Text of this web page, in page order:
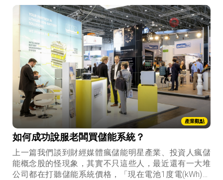
如果你沒有給他命令，他不知道要怎麼行動。但是當大
家評估儲能時，還是都只問「現在電池1度電(kWh)多少
錢」，好像只要買了儲能電池，一切問題就解決了！
產業觀點
如何成功說服老闆買儲能系統？
上一篇我們談到財經媒體瘋儲能明星產業、投資人瘋儲
能概念股的怪現象，其實不只這些人，最近還有一大堆
公司都在打聽儲能系統價格，「現在電池1度電(kWh)多